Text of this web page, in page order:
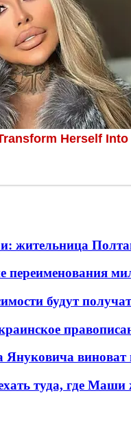
жительница
переименования
будут
Януковича
туда, где Маши